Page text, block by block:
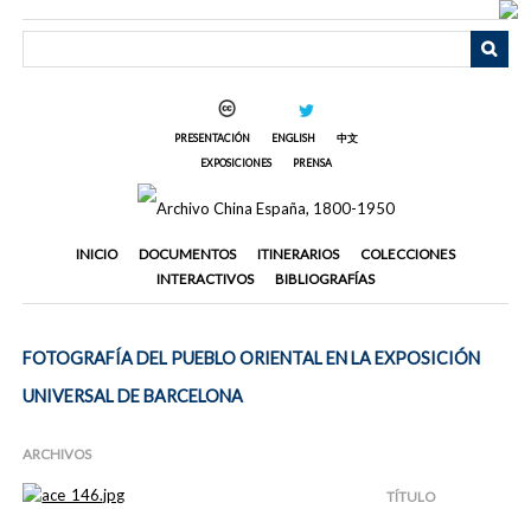
PRESENTACIÓN ENGLISH
中文
EXPOSICIONES
PRENSA
INICIO DOCUMENTOS ITINERARIOS
COLECCIONES
INTERACTIVOS
BIBLIOGRAFÍAS
FOTOGRAFÍA DEL PUEBLO ORIENTAL EN LA EXPOSICIÓN
UNIVERSAL DE BARCELONA
ARCHIVOS
TÍTULO